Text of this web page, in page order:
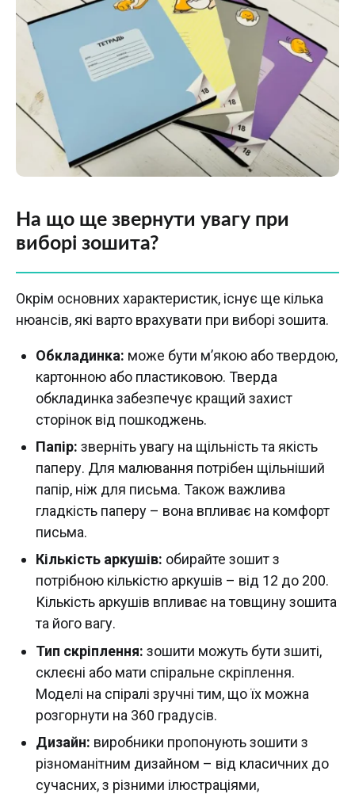
На що ще звернути увагу при
виборі зошита?
Окрім основних характеристик, існує ще кілька
нюансів, які варто врахувати при виборі зошита.
Обкладинка: може бути м’якою або твердою,
картонною або пластиковою. Тверда
обкладинка забезпечує кращий захист
сторінок від пошкоджень.
Папір: зверніть увагу на щільність та якість
паперу. Для малювання потрібен щільніший
папір, ніж для письма. Також важлива
гладкість паперу – вона впливає на комфорт
письма.
Кількість аркушів: обирайте зошит з
потрібною кількістю аркушів – від 12 до 200.
Кількість аркушів впливає на товщину зошита
та його вагу.
Тип скріплення: зошити можуть бути зшиті,
склеєні або мати спіральне скріплення.
Моделі на спіралі зручні тим, що їх можна
розгорнути на 360 градусів.
Дизайн: виробники пропонують зошити з
різноманітним дизайном – від класичних до
сучасних, з різними ілюстраціями,